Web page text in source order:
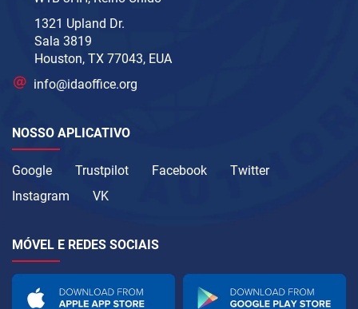
1321 Upland Dr.
Sala 3819
Houston, TX 77043, EUA
info@idaoffice.org
NOSSO APLICATIVO
Google Trustpilot Facebook
Twitter
Instagram
VK
MÓVEL E REDES SOCIAIS